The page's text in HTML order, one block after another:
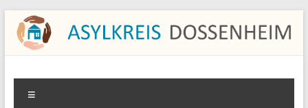
Zum
Inhalt
springen
Asylkreis Dossenheim
Informationen von und für den Asylkreis Dossenheim